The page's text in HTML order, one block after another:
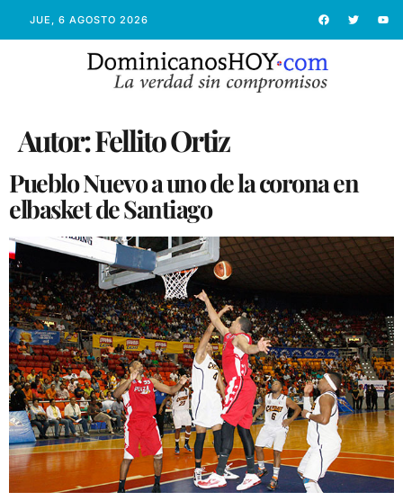
JUE, 6 AGOSTO 2026
Autor:Fellito Ortiz
Pueblo Nuevo a uno de la corona en
elbasket de Santiago